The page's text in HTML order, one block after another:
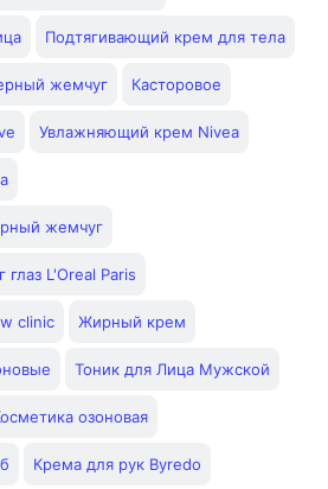
Подтягивающий крем для тела
жемчуг Касторовое
Увлажняющий крем Nivea
жемчуг
L'Oreal Paris
clinic Жирный крем
Тоник для Лица Мужской
озоновая
Крема для рук Byredo